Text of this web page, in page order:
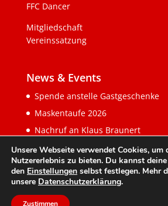
FFC Dancer
Mitgliedschaft
Vereinssatzung
News & Events
Spende anstelle Gastgeschenke
Maskentaufe 2026
Nachruf an Klaus Braunert
Unsere Webseite verwendet Cookies, um
Nutzererlebnis zu bieten. Du kannst
den Einstellungen selbst festlegen. Mehr
unsere Datenschutzerklärung.
Zustimmen